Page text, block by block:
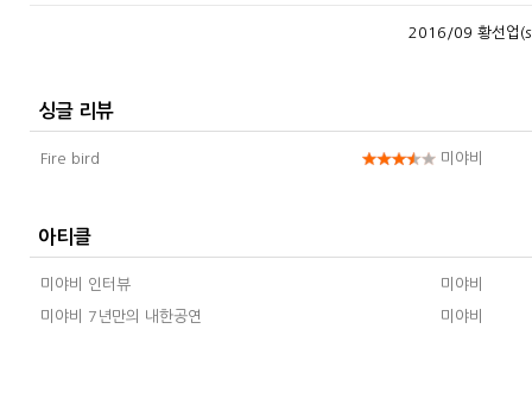
2016/09 황선업
싱글 리뷰
Fire bird 미야비
아티클
미야비 인터뷰 미야비
미야비 7년만의 내한공연 미야비